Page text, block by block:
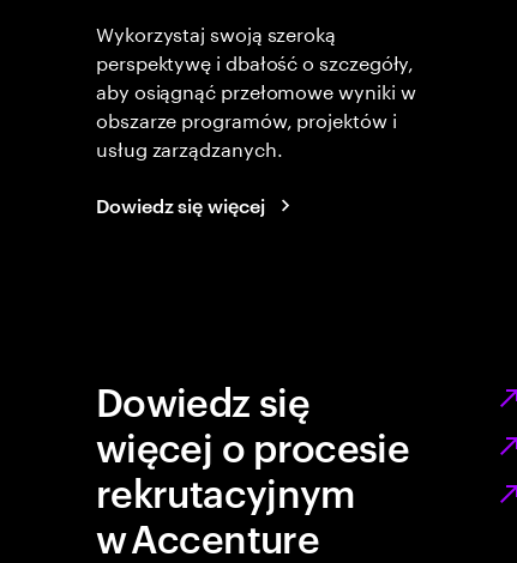
Wykorzystaj swoją szeroką
perspektywę i dbałość o szczegóły,
aby osiągnąć przełomowe wyniki w
obszarze programów, projektów i
usług zarządzanych.
Dowiedz się więcej
Dowiedz się
więcej o procesie
rekrutacyjnym
w Accenture